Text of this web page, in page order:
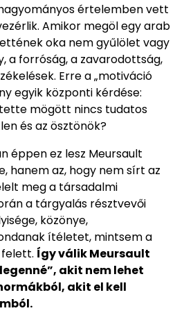
értelemben vett
Amikor megöl egy arab
oka nem gyűlölet vagy
a forróság, a zavarodottság,
Erre a „motiváció
egyik központi kérdése:
mögött nincs tudatos
és az ösztönök?
éppen ez lesz Meursault
hanem az, hogy nem sírt az
meg a társadalmi
a tárgyalás résztvevői
közönye,
ítéletet, mintsem a
Így válik Meursault
akit nem lehet
akit el kell